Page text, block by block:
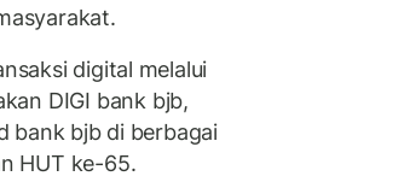
digital melalui
DIGI bank bjb,
bank bjb di berbagai
HUT ke-65.